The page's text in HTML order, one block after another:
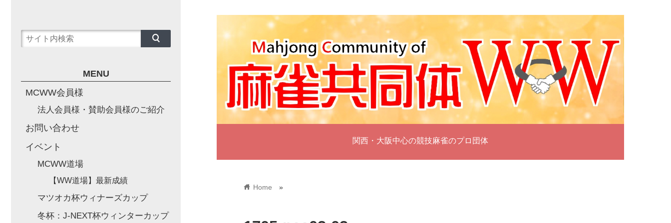
関西・大阪中心の競技麻雀のプロ団体
home Home »
MENU
MCWW会員様
法人会員様・賛助会員様のご紹介
お問い合わせ
イベント
MCWW道場
【WW道場】最新成績
マツオカ杯ウィナーズカップ
冬杯：J-NEXT杯ウィンターカップ